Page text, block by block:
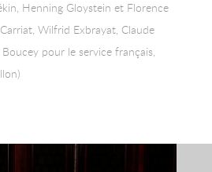
Henning Gloystein et Florence
Wilfrid Exbrayat, Claude
pour le service français,